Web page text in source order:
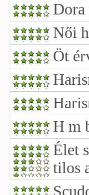
Dora
Női
Öt
H m
Élet
tilos